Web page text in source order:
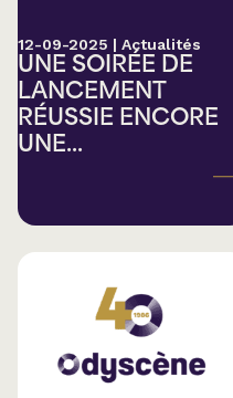
12-09-2025 | Actualités
UNE SOIRÉE DE
LANCEMENT
RÉUSSIE ENCORE
UNE...